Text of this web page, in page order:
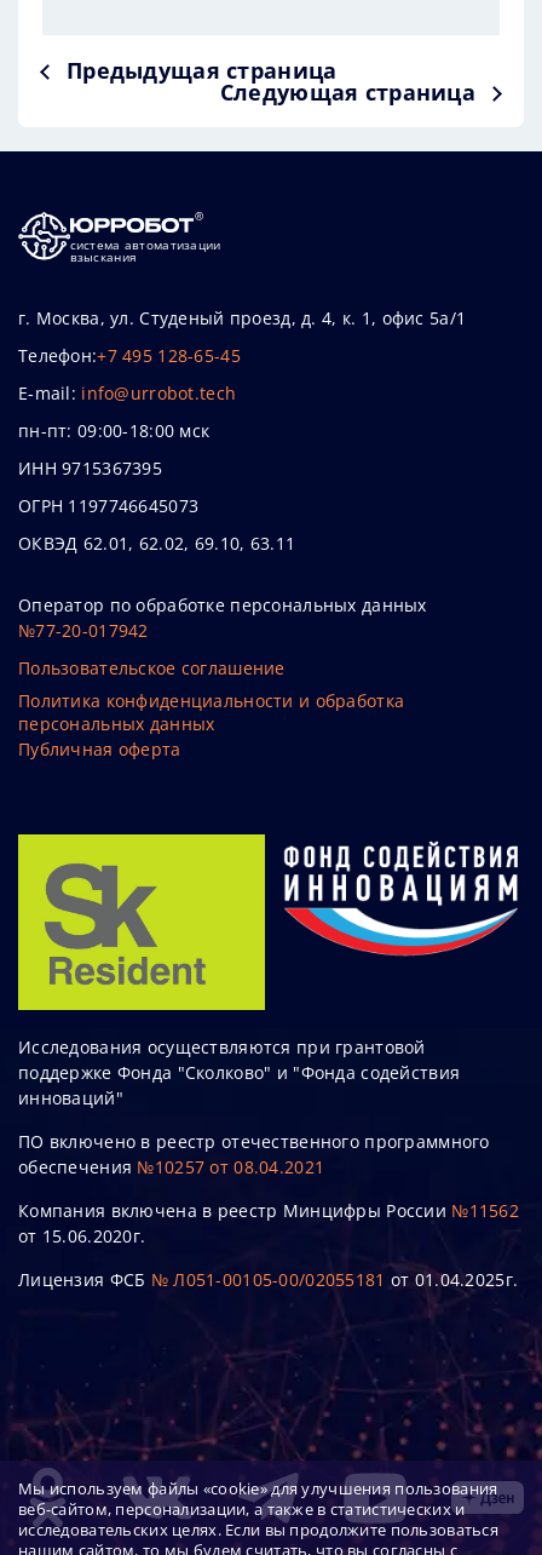
Мы используем файлы «cookie» для улучшения пользования
веб-сайтом, персонализации, а также в статистических и
исследовательских целях. Если вы продолжите пользоваться
нашим сайтом, то мы будем считать, что вы согласны с
Предыдущая страница
Следующая страница
система автоматизации
взыскания
г. Москва, ул. Студеный проезд, д. 4, к. 1, офис 5а/1
Телефон:+7 495 128-65-45
E-mail: info@urrobot.tech
пн-пт: 09:00-18:00 мск
ИНН 9715367395
ОГРН 1197746645073
ОКВЭД 62.01, 62.02, 69.10, 63.11
Оператор по обработке персональных данных
№77-20-017942
Пользовательское соглашение
Политика конфиденциальности и обработка
персональных данных
Публичная оферта
Исследования осуществляются при грантовой
поддержке Фонда "Сколково" и "Фонда содействия
инноваций"
ПО включено в реестр отечественного программного
обеспечения №10257 от 08.04.2021
Компания включена в реестр Минцифры России №11562
от 15.06.2020г.
Лицензия ФСБ № Л051-00105-00/02055181 от 01.04.2025г.